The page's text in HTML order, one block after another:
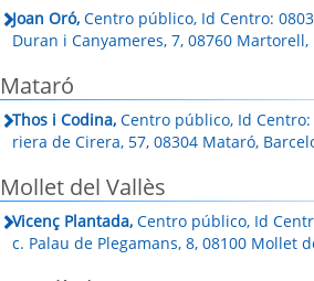
Joan Oró, Centro público, Id Centro:
Duran i Canyameres, 7, 08760 Martorell,
Mataró
Thos i Codina, Centro público, Id
riera de Cirera, 57, 08304 Mataró,
Mollet del Vallès
Vicenç Plantada, Centro público, Id
c. Palau de Plegamans, 8, 08100 Mollet